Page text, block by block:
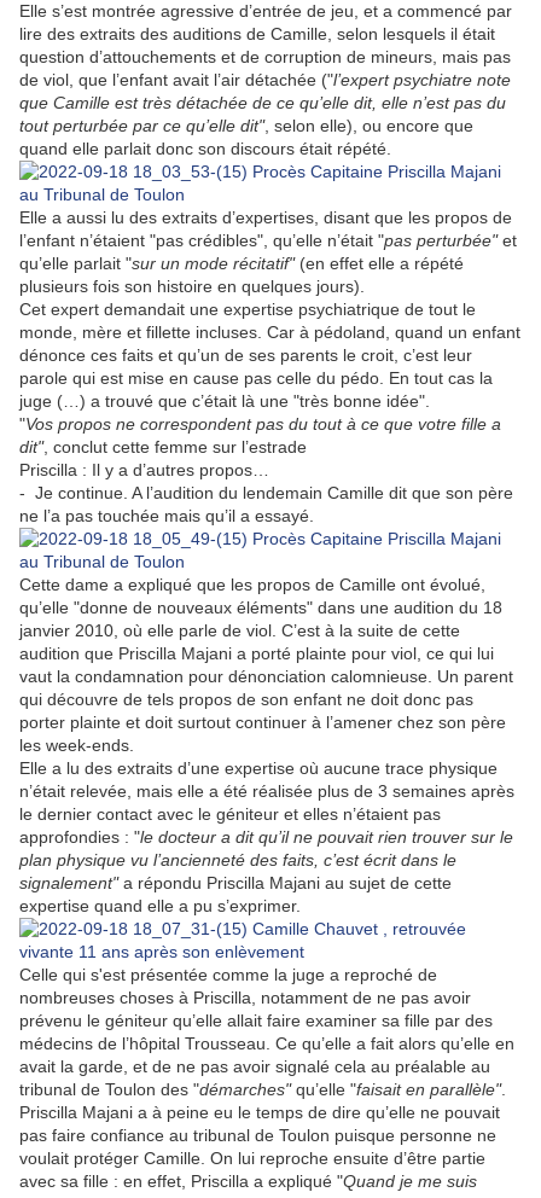
Elle s’est montrée agressive d’entrée de jeu, et a commencé par
lire des extraits des auditions de Camille, selon lesquels il était
question d’attouchements et de corruption de mineurs, mais pas
de viol, que l’enfant avait l’air détachée ("l’expert psychiatre note
que Camille est très détachée de ce qu’elle dit, elle n’est pas du
tout perturbée par ce qu’elle dit", selon elle), ou encore que
quand elle parlait donc son discours était répété.
Elle a aussi lu des extraits d’expertises, disant que les propos de
l’enfant n’étaient "pas crédibles", qu’elle n’était "pas perturbée"et
qu’elle parlait "sur un mode récitatif"(en effet elle a répété
plusieurs fois son histoire en quelques jours).
Cet expert demandait une expertise psychiatrique de tout le
monde, mère et fillette incluses. Car à pédoland, quand un enfant
dénonce ces faits et qu’un de ses parents le croit, c’est leur
parole qui est mise en cause pas celle du pédo. En tout cas la
juge (…) a trouvé que c’était là une "très bonne idée".
"Vos propos ne correspondent pas du tout à ce que votre fille a
dit", conclut cette femme sur l’estrade
Priscilla : Il y a d’autres propos…
- Je continue. A l’audition du lendemain Camille dit que son père
ne l’a pas touchée mais qu’il a essayé.
Cette dame a expliqué que les propos de Camille ont évolué,
qu’elle "donne de nouveaux éléments" dans une audition du 18
janvier 2010, où elle parle de viol. C’est à la suite de cette
audition que Priscilla Majani a porté plainte pour viol, ce qui lui
vaut la condamnation pour dénonciation calomnieuse. Un parent
qui découvre de tels propos de son enfant ne doit donc pas
porter plainte et doit surtout continuer à l’amener chez son père
les week-ends.
Elle a lu des extraits d’une expertise où aucune trace physique
n’était relevée, mais elle a été réalisée plus de 3 semaines après
le dernier contact avec le géniteur et elles n’étaient pas
approfondies : "le docteur a dit qu’il ne pouvait rien trouver sur le
plan physique vu l’ancienneté des faits, c’est écrit dans le
signalement"a répondu Priscilla Majani au sujet de cette
expertise quand elle a pu s’exprimer.
Celle qui s'est présentée comme la juge a reproché de
nombreuses choses à Priscilla, notamment de ne pas avoir
prévenu le géniteur qu’elle allait faire examiner sa fille par des
médecins de l’hôpital Trousseau. Ce qu’elle a fait alors qu’elle en
avait la garde, et de ne pas avoir signalé cela au préalable au
tribunal de Toulon des "démarches"qu’elle "faisait en parallèle".
Priscilla Majani a à peine eu le temps de dire qu’elle ne pouvait
pas faire confiance au tribunal de Toulon puisque personne ne
voulait protéger Camille. On lui reproche ensuite d’être partie
avec sa fille : en effet, Priscilla a expliqué "Quand je me suis